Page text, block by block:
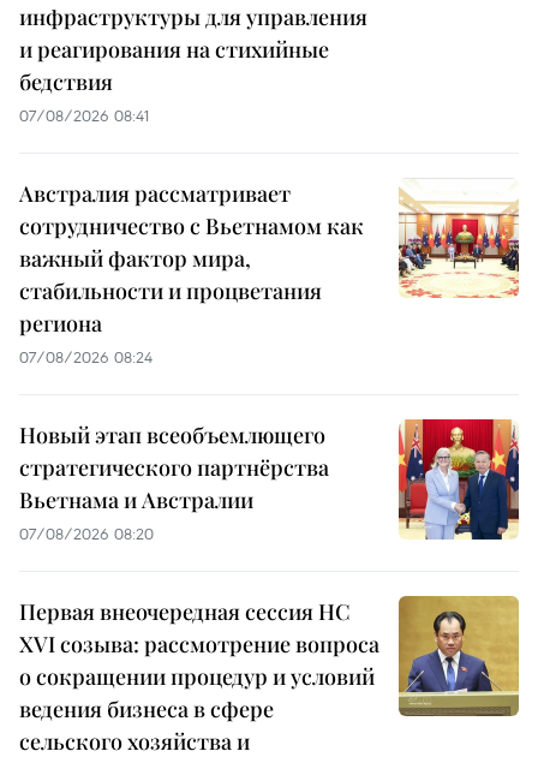
инфраструктуры для управления
и реагирования на стихийные
бедствия
07/08/2026 08:41
Австралия рассматривает
сотрудничество с Вьетнамом как
важный фактор мира,
стабильности и процветания
региона
07/08/2026 08:24
Новый этап всеобъемлющего
стратегического партнёрства
Вьетнама и Австралии
07/08/2026 08:20
Первая внеочередная сессия НС
XVI созыва: рассмотрение вопроса
о сокращении процедур и условий
ведения бизнеса в сфере
сельского хозяйства и